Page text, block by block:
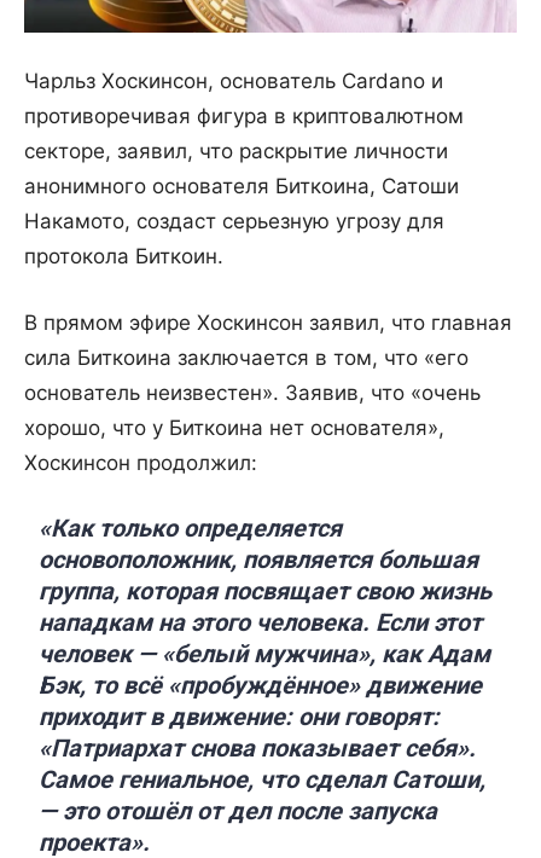
Чарльз Хоскинсон, основатель Cardano и
противоречивая фигура в криптовалютном
секторе, заявил, что раскрытие личности
анонимного основателя Биткоина, Сатоши
Накамото, создаст серьезную угрозу для
протокола Биткоин.
В прямом эфире Хоскинсон заявил, что главная
сила Биткоина заключается в том, что «его
основатель неизвестен». Заявив, что «очень
хорошо, что у Биткоина нет основателя»,
Хоскинсон продолжил:
«Как только определяется
основоположник, появляется большая
группа, которая посвящает свою жизнь
нападкам на этого человека. Если этот
человек — «белый мужчина», как Адам
Бэк, то всё «пробуждённое» движение
приходит в движение: они говорят:
«Патриархат снова показывает себя».
Самое гениальное, что сделал Сатоши,
— это отошёл от дел после запуска
проекта».